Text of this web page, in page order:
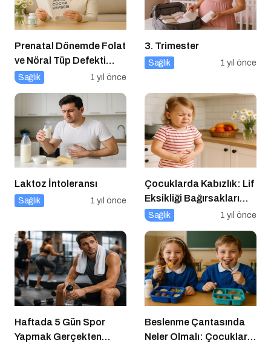
Prenatal Dönemde Folat
ve Nöral Tüp Defekti
İlişkisi
Sağlık 1 yıl önce
3. Trimester
Sağlık 1 yıl önce
Laktoz İntoleransı
Sağlık 1 yıl önce
Çocuklarda Kabızlık: Lif
Eksikliği Bağırsakları
Nasıl Yavaşlatır?
Sağlık 1 yıl önce
Haftada 5 Gün Spor
Yapmak Gerçekten
Beslenme Çantasında
Neler Olmalı: Çocuklar